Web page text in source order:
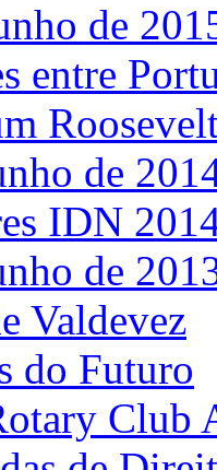
de
entre
de
IDN
de
Valdevez
do Futuro
Club